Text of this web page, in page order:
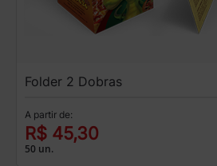
Folder 2 Dobras
A partir de:
R$ 45,30
50 un.